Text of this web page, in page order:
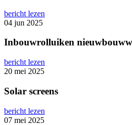
bericht lezen
04 jun 2025
Inbouwrolluiken
bericht lezen
20 mei 2025
Solar screens
bericht lezen
07 mei 2025